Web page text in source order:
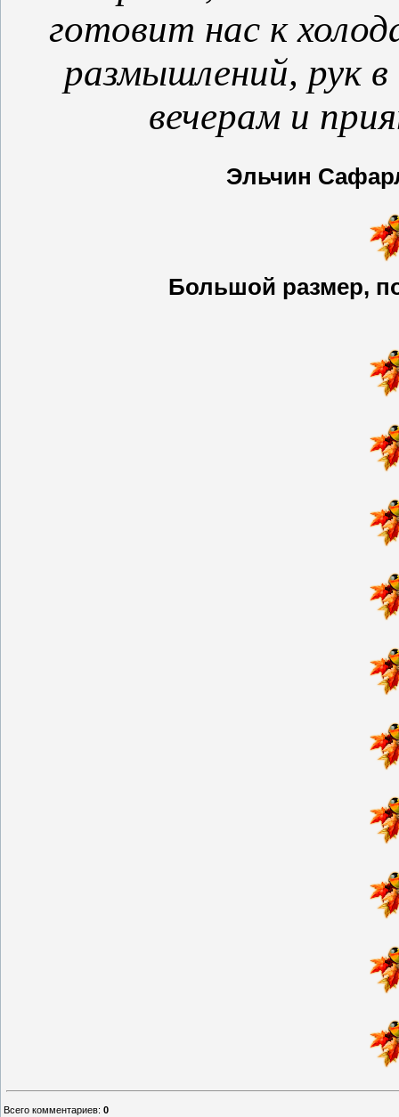
готовит нас к
размышлений, рук в
вечерам и
Эльчин
Большой размер,
Всего комментариев: 0